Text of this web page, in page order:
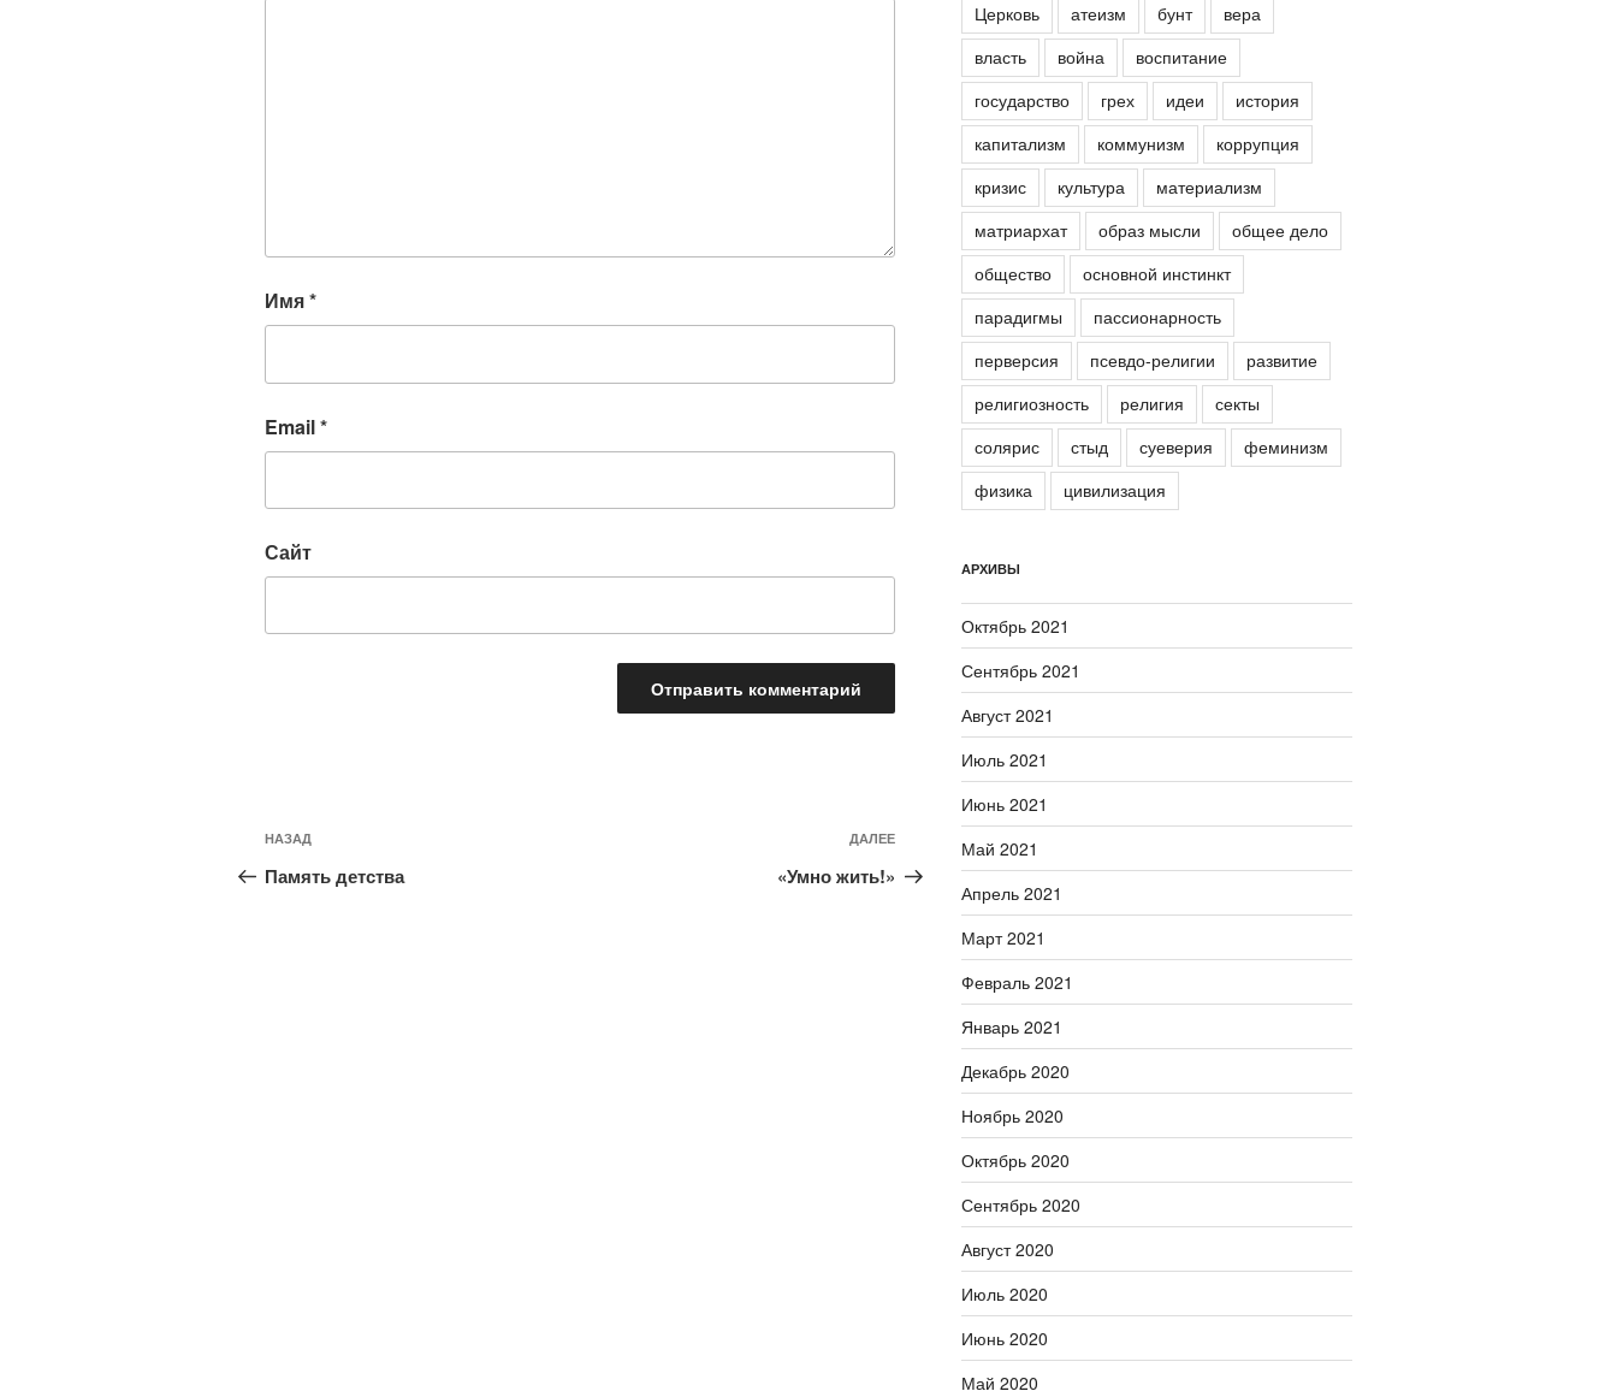
Имя*
Email*
Сайт
Навигация
по
Предыдущая
запись:
НАЗАД
Память детства
Следующая
запись
ДАЛЕЕ
«Умно жить!»
Церковь
атеизм бунт
вера
власть
война
воспитание
государство
грех идеи
история
капитализм
коммунизм
коррупция
кризис
культура
материализм
матриархат
образ мысли
общее дело
общество
основной инстинкт
парадигмы
пассионарность
перверсия
псевдо-религии
развитие
религиозность
религия
секты
солярис
стыд суеверия
феминизм
физика
цивилизация
АРХИВЫ
Октябрь 2021
Сентябрь 2021
Август 2021
Июль 2021
Июнь 2021
Май 2021
Апрель 2021
Март 2021
Февраль 2021
Январь 2021
Декабрь 2020
Ноябрь 2020
Октябрь 2020
Сентябрь 2020
Август 2020
Июль 2020
Июнь 2020
Май 2020